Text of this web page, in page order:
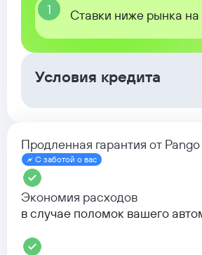
1 Ставки ниже рынка на
Условия кредита
Продленная гарантия от
С заботой о вас
Экономия расходов
в случае поломок вашего